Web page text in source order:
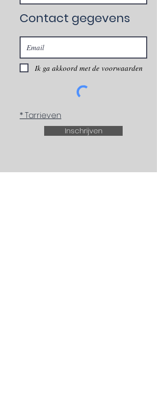
Contact gegevens
Ik ga akkoord met de voorwaarden
* Tarrieven
Inschrijven